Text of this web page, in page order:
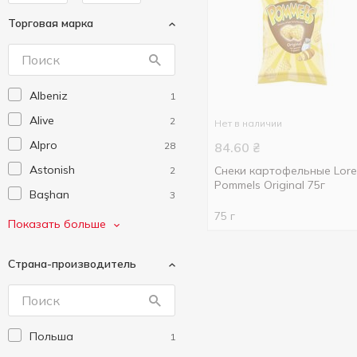
Торговая марка
Albeniz 1
Alive 2
Alpro 28
Astonish 2
Başhan 3
Biomed
Bonner 4
Brancho
Chaokoh 1
Chewits 1
Показать больше
Страна-производитель
Польша 1
Нет в наличии
84.60 ₴
Снеки картофельные
Pommels Original 75г
75 г